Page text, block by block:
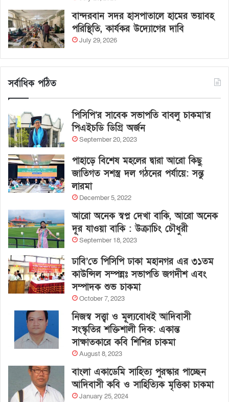
বান্দরবান সদর হাসপাতালে হামের ভয়াবহ
পরিস্থিতি, কার্যকর উদ্যোগের দাবি
July 29, 2026
সর্বাধিক পঠিত
পিসিপি’র সাবেক সভাপতি বাবলু চাকমা’র
পিএইচডি ডিগ্রি অর্জন
September 20, 2023
পাহাড়ে বিশেষ মহলের দ্বারা আরো কিছু
জাতিগত সশস্ত্র দল গঠনের পর্যায়ে: সন্তু
লারমা
December 5, 2022
আরো অনেক স্বপ্ন দেখা বাকি, আরো অনেক
দূর যাওয়া বাকি : উক্রাচিং চৌধুরী
September 18, 2023
ঢাবি’তে পিসিপি ঢাকা মহানগর এর ৩১তম
কাউন্সিল সম্পন্নঃ সভাপতি জগদীশ এবং
সম্পাদক শুভ চাকমা
October 7, 2023
নিজস্ব সত্ত্বা ও মূল্যবোধই আদিবাসী
সংস্কৃতির শক্তিশালী দিক: একান্ত
সাক্ষাতকারে কবি শিশির চাকমা
August 8, 2023
বাংলা একাডেমি সাহিত্য পুরস্কার পাচ্ছেন
আদিবাসী কবি ও সাহিত্যিক মৃত্তিকা চাকমা
January 25, 2024